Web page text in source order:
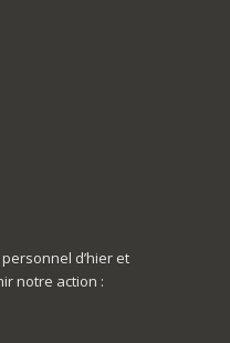
d’hier et
notre action :